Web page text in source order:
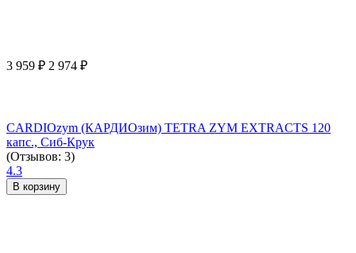
3 959 ₽ 2 974 ₽
CARDIOzym (КАРДИОзим) TETRA ZYM EXTRACTS 120
капс., Сиб-Крук
(Отзывов: 3)
4.3
В корзину